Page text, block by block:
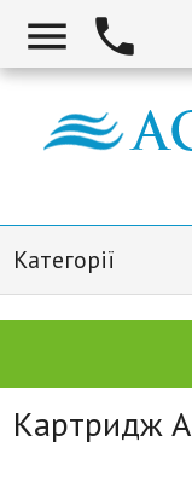
 
Категорії
Картридж